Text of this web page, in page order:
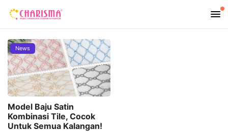
News
Model Baju Satin
Kombinasi Tile, Cocok
Untuk Semua Kalangan!